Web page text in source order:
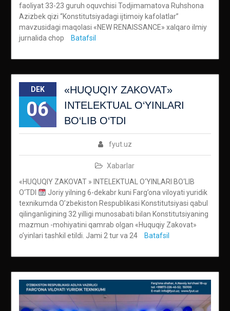
faoliyat 33-23 guruh oquvchisi Todjimamatova Ruhshona
Azizbek qizi “Konstitutsiyadagi ijtimoiy kafolatlar”
mavzusidagi maqolasi «NEW RENAISSANCE» xalqaro ilmiy
jurnalida chop
Batafsil
DEK
06
«HUQUQIY ZAKOVAT»
INTELEKTUAL O‘YINLARI
BO‘LIB O‘TDI
fyut.uz
Xabarlar
«HUQUQIY ZAKOVAT » INTELEKTUAL O‘YINLARI BO‘LIB
O‘TDI
Joriy yilning 6-dekabr kuni Farg’ona viloyati yuridik
texnikumda O’zbekiston Respublikasi Konstitutsiyasi qabul
qilinganligining 32 yilligi munosabati bilan Konstitutsiyaning
mazmun -mohiyatini qamrab olgan «Huquqiy Zakovat»
o’yinlari tashkil etildi. Jami 2 tur va 24
Batafsil